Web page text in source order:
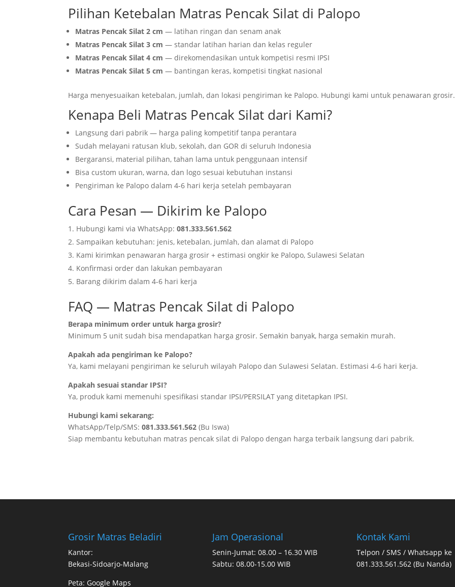
Pilihan Ketebalan Matras Pencak Silat di Palopo
Matras Pencak Silat 2 cm — latihan ringan dan senam anak
Matras Pencak Silat 3 cm — standar latihan harian dan kelas reguler
Matras Pencak Silat 4 cm — direkomendasikan untuk kompetisi resmi IPSI
Matras Pencak Silat 5 cm — bantingan keras, kompetisi tingkat nasional
Harga menyesuaikan ketebalan, jumlah, dan lokasi pengiriman ke Palopo. Hubungi kami untuk penawaran grosir.
Kenapa Beli Matras Pencak Silat dari Kami?
Langsung dari pabrik — harga paling kompetitif tanpa perantara
Sudah melayani ratusan klub, sekolah, dan GOR di seluruh Indonesia
Bergaransi, material pilihan, tahan lama untuk penggunaan intensif
Bisa custom ukuran, warna, dan logo sesuai kebutuhan instansi
Pengiriman ke Palopo dalam 4-6 hari kerja setelah pembayaran
Cara Pesan — Dikirim ke Palopo
Hubungi kami via WhatsApp:081.333.561.562
Sampaikan kebutuhan: jenis, ketebalan, jumlah, dan alamat di Palopo
Kami kirimkan penawaran harga grosir + estimasi ongkir ke Palopo, Sulawesi Selatan
Konfirmasi order dan lakukan pembayaran
Barang dikirim dalam 4-6 hari kerja
FAQ — Matras Pencak Silat di Palopo
Berapa minimum order untuk harga grosir?
Minimum 5 unit sudah bisa mendapatkan harga grosir. Semakin banyak, harga semakin murah.
Apakah ada pengiriman ke Palopo?
Ya, kami melayani pengiriman ke seluruh wilayah Palopo dan Sulawesi Selatan. Estimasi 4-6 hari kerja.
Apakah sesuai standar IPSI?
Ya, produk kami memenuhi spesifikasi standar IPSI/PERSILAT yang ditetapkan IPSI.
Hubungi kami sekarang:
WhatsApp/Telp/SMS:081.333.561.562 (Bu Iswa)
Siap membantu kebutuhan matras pencak silat di Palopo dengan harga terbaik langsung dari pabrik.
Grosir Matras Beladiri
Kantor:
Bekasi-Sidoarjo-Malang
Peta:Google Maps
Jam Operasional
Senin-Jumat: 08.00 – 16.30 WIB
Sabtu: 08.00-15.00 WIB
Kontak Kami
Telpon / SMS / Whatsapp ke
081.333.561.562 (Bu Nanda)